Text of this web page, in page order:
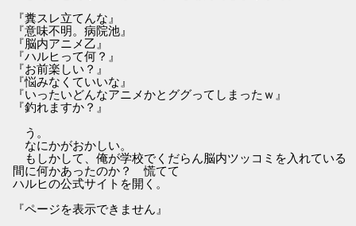
『糞スレ立てんな』
『意味不明。病院池』
『脳内アニメ乙』
『ハルヒって何？』
『お前楽しい？』
『悩みなくていいな』
『いったいどんなアニメかとググってしまったｗ』
『釣れますか？』
う。
なにかがおかしい。
もしかして、俺が学校でくだらん脳内ツッコミを入れている
間に何かあったのか？ 慌てて
ハルヒの公式サイトを開く。
『ページを表示できません』